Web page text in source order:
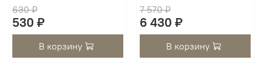
630 ₽
530 ₽
В корзину
7 570 ₽
6 430 ₽
В корзину